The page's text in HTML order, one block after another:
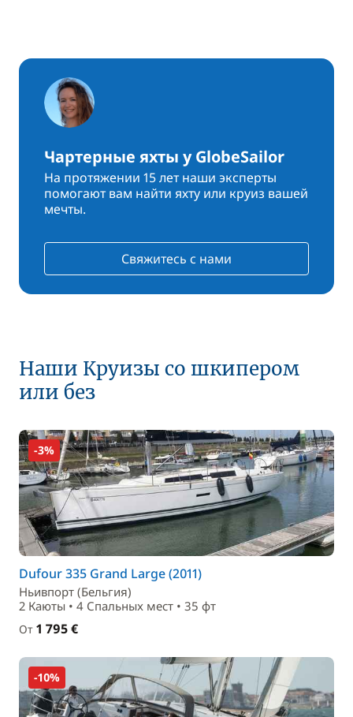
Чартерные яхты у GlobeSailor
На протяжении 15 лет наши эксперты
помогают вам найти яхту или круиз вашей
мечты.
Свяжитесь с нами
Наши Круизы со шкипером
или без
-3%
Dufour 335 Grand Large (2011)
Ньивпорт (Бельгия)
2 Каюты • 4 Спальныx мест • 35 фт
От 1 795 €
-10%